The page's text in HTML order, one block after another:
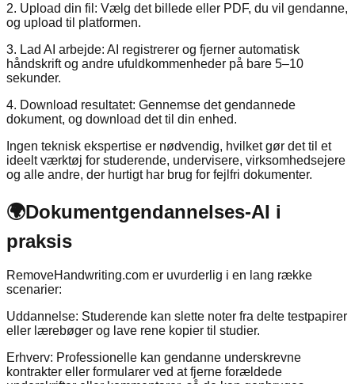
2. Upload din fil: Vælg det billede eller PDF, du vil gendanne,
og upload til platformen.
3. Lad AI arbejde: AI registrerer og fjerner automatisk
håndskrift og andre ufuldkommenheder på bare 5–10
sekunder.
4. Download resultatet: Gennemse det gendannede
dokument, og download det til din enhed.
Ingen teknisk ekspertise er nødvendig, hvilket gør det til et
ideelt værktøj for studerende, undervisere, virksomhedsejere
og alle andre, der hurtigt har brug for fejlfri dokumenter.
🌍Dokumentgendannelses-AI i
praksis
RemoveHandwriting.com er uvurderlig i en lang række
scenarier:
Uddannelse: Studerende kan slette noter fra delte testpapirer
eller lærebøger og lave rene kopier til studier.
Erhverv: Professionelle kan gendanne underskrevne
kontrakter eller formularer ved at fjerne forældede